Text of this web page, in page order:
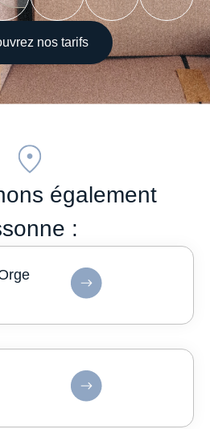
nos tarifs
également
: